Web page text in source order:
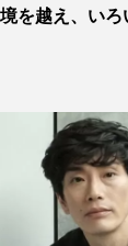
を越え、い